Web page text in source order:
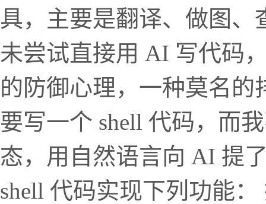
具，主要是翻译、做图
未尝试直接用 AI 写代码
的防御心理，一种莫名
要写一个 shell 代码，而
态，用自然语言向 AI 提
shell 代码实现下列功能